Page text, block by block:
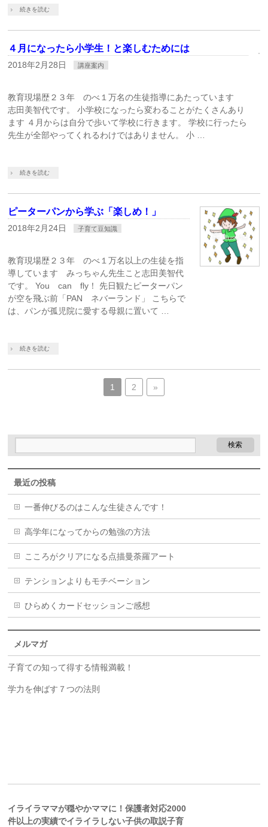
続きを読む
４月になったら小学生！と楽しむためには
2018年2月28日 講座案内
教育現場歴２３年 のべ１万名の生徒指導にあたっています
志田美智代です。 小学校になったら変わることがたくさんあり
ます ４月からは自分で歩いて学校に行きます。 学校に行ったら
先生が全部やってくれるわけではありません。 小 …
続きを読む
ピーターパンから学ぶ「楽しめ！」
2018年2月24日 子育て豆知識
教育現場歴２３年 のべ１万名以上の生徒を指
導しています みっちゃん先生こと志田美智代
です。 You can fly！ 先日観たピーターパン
が空を飛ぶ前「PAN ネバーランド」 こちらで
は、パンが孤児院に愛する母親に置いて …
続きを読む
1 2 »
最近の投稿
一番伸びるのはこんな生徒さんです！
高学年になってからの勉強の方法
こころがクリアになる点描曼荼羅アート
テンションよりもモチベーション
ひらめくカードセッションご感想
メルマガ
子育ての知って得する情報満載！
学力を伸ばす７つの法則
イライラママが穏やかママに！保護者対応2000
件以上の実績でイライラしない子供の取説子育